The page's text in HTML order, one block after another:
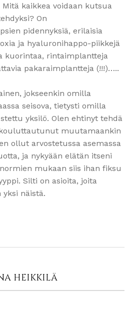
kaikkea voidaan kutsua
On
pidennyksiä, erilaisia
ja hyaluronihappo-piikkejä
kuorintaa, rintaimplantteja
pakaraimplantteja (!!!)…..
jokseenkin omilla
seisova, tietysti omilla
yksilö. Olen ehtinyt tehdä
muutamaankin
ollut arvostetussa asemassa
ja nykyään elätän itseni
mukaan siis ihan fiksu
Silti on asioita, joita
näistä.
HEIKKILÄ